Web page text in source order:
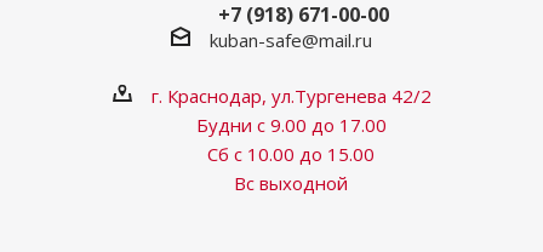
+7 (918) 671-00-00
kuban-safe@mail.ru
г. Краснодар, ул.Тургенева 42/2
Будни с 9.00 до 17.00
Сб с 10.00 до 15.00
Вс выходной